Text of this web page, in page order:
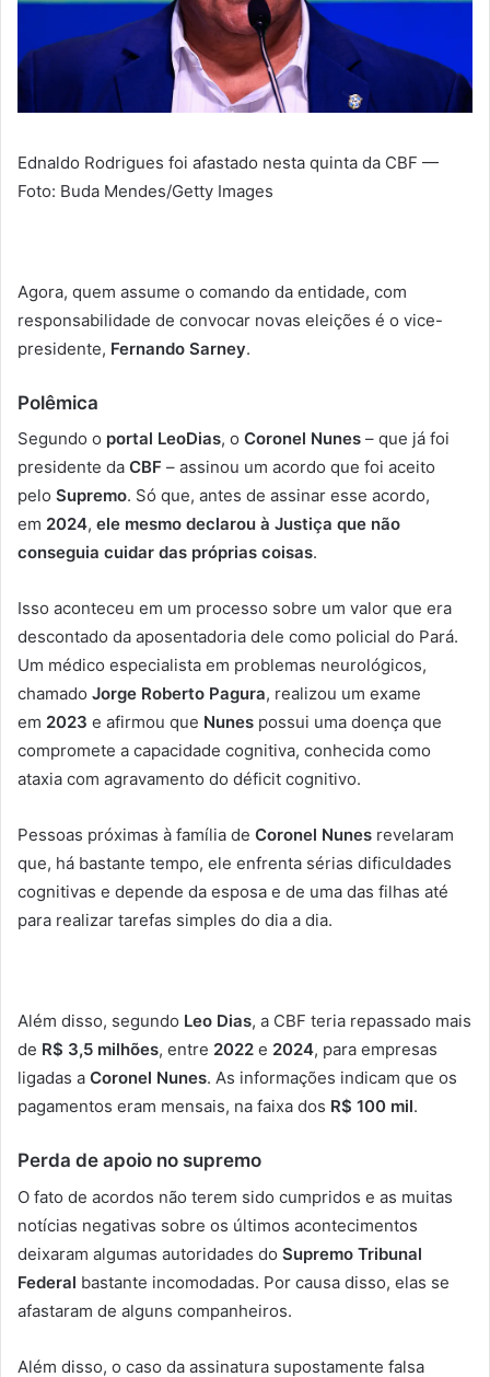
Ednaldo Rodrigues foi afastado nesta quinta da CBF —
Foto: Buda Mendes/Getty Images
Agora, quem assume o comando da entidade, com
responsabilidade de convocar novas eleições é o vice-
presidente, Fernando Sarney.
Polêmica
Segundo o portal LeoDias, o Coronel Nunes – que já foi
presidente da CBF – assinou um acordo que foi aceito
pelo Supremo. Só que, antes de assinar esse acordo,
em 2024, ele mesmo declarou à Justiça que não
conseguia cuidar das próprias coisas.
Isso aconteceu em um processo sobre um valor que era
descontado da aposentadoria dele como policial do Pará.
Um médico especialista em problemas neurológicos,
chamado Jorge Roberto Pagura, realizou um exame
em 2023 e afirmou que Nunes possui uma doença que
compromete a capacidade cognitiva, conhecida como
ataxia com agravamento do déficit cognitivo.
Pessoas próximas à família de Coronel Nunes revelaram
que, há bastante tempo, ele enfrenta sérias dificuldades
cognitivas e depende da esposa e de uma das filhas até
para realizar tarefas simples do dia a dia.
Além disso, segundo Leo Dias, a CBF teria repassado mais
de R$ 3,5 milhões, entre 2022 e 2024, para empresas
ligadas a Coronel Nunes. As informações indicam que os
pagamentos eram mensais, na faixa dos R$ 100 mil.
Perda de apoio no supremo
O fato de acordos não terem sido cumpridos e as muitas
notícias negativas sobre os últimos acontecimentos
deixaram algumas autoridades do Supremo Tribunal
Federal bastante incomodadas. Por causa disso, elas se
afastaram de alguns companheiros.
Além disso, o caso da assinatura supostamente falsa